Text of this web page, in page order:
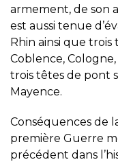
armement, de son
est aussi tenue
Rhin ainsi que
Coblence,
trois têtes de pont
Mayence.
Conséquences de
première Guerre
précédent dans